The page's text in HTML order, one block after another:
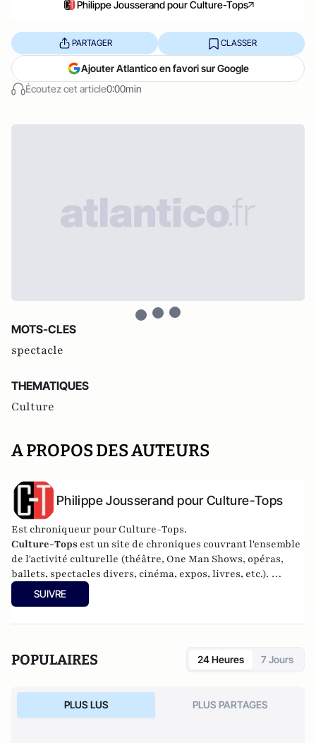
Philippe Jousserand pour Culture-Tops
Écoutez cet article0:00min
PARTAGER CLASSER
Ajouter Atlantico en favori sur Google
MOTS-CLES
spectacle
THEMATIQUES
Culture
A PROPOS DES AUTEURS
Philippe Jousserand pour Culture-Tops
Est chroniqueur pour Culture-Tops.
Culture-Tops est un site de chroniques couvrant l'ensemble
de l'activité culturelle (théâtre, One Man Shows, opéras,
ballets, spectacles divers, cinéma, expos, livres, etc.).
Culture-Tops a été créé en novembre 2013 par Jacques
Paugam , journaliste et écrivain, et son fils, Gabriel
SUIVRE
POPULAIRES 24 Heures 7 Jours
PLUS LUS PLUS PARTAGES